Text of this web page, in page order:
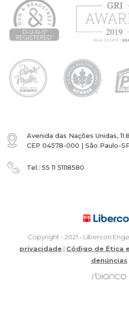
Avenida das Nações Unidas,
CEP 04578-000 | São Paulo-
Tel.: 55 11 51118580
Copyright - 2021 - Libercon
privacidade | Código de Ética
denúncias